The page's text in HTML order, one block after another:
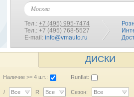
Москва
Тел.: +7 (495) 995-7474
Тел.: +7 (495) 768-5527
E-mail: info@vmauto.ru
ДИСКИ
Наличие >= 4 шт.: Runflat:
/ Все R Все Сезон: Все